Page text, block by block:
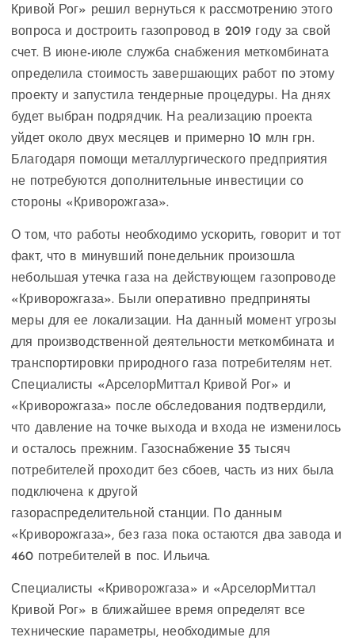
Кривой Рог» решил вернуться к рассмотрению этого
вопроса и достроить газопровод в 2019 году за свой
счет. В июне-июле служба снабжения меткомбината
определила стоимость завершающих работ по этому
проекту и запустила тендерные процедуры. На днях
будет выбран подрядчик. На реализацию проекта
уйдет около двух месяцев и примерно 10 млн грн.
Благодаря помощи металлургического предприятия
не потребуются дополнительные инвестиции со
стороны «Криворожгаза».
О том, что работы необходимо ускорить, говорит и тот
факт, что в минувший понедельник произошла
небольшая утечка газа на действующем газопроводе
«Криворожгаза». Были оперативно предприняты
меры для ее локализации. На данный момент угрозы
для производственной деятельности меткомбината и
транспортировки природного газа потребителям нет.
Специалисты «АрселорМиттал Кривой Рог» и
«Криворожгаза» после обследования подтвердили,
что давление на точке выхода и входа не изменилось
и осталось прежним. Газоснабжение 35 тысяч
потребителей проходит без сбоев, часть из них была
подключена к другой
газораспределительной станции. По данным
«Криворожгаза», без газа пока остаются два завода и
460 потребителей в пос. Ильича.
Специалисты «Криворожгаза» и «АрселорМиттал
Кривой Рог» в ближайшее время определят все
технические параметры, необходимые для